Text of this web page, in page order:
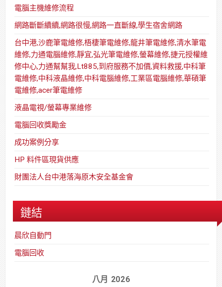
電腦主機維修流程
網路斷斷續續,網路很慢,網路一直斷線,學生宿舍網路
台中港,沙鹿筆電維修,梧棲筆電維修,龍井筆電維修,清水筆電
維修,力通電腦維修,靜宜,弘光筆電維修,螢幕維修,捷元授權維
修中心,力通幫幫我,Lt885,到府服務不加價,資料救援,中科筆
電維修,中科液晶維修,中科電腦維修,工業區電腦維修,華碩筆
電維修,acer筆電維修
液晶電視/螢幕專業維修
電腦回收獎勵金
成功案例分享
HP 料件區現貨供應
財團法人台中港落海原木安全基金會
鏈結
晨欣自動門
電腦回收
八月 2026